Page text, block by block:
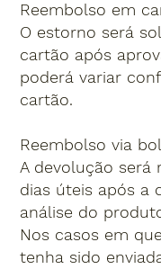
Reembolso em
O estorno será
cartão após
poderá variar
cartão.
Reembolso via
A devolução será
dias úteis após a
análise do
Nos casos em
tenha sido